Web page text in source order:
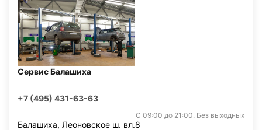
Сервис Балашиха
+7 (495) 431-63-63
С 09:00 до 21:00. Без выходных
Балашиха, Леоновское ш. вл.8